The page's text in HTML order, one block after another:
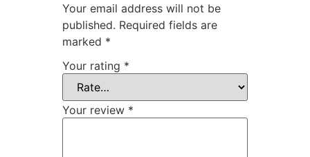
Your email address will not be
published. Required fields are
marked *
Your rating *
Your review *